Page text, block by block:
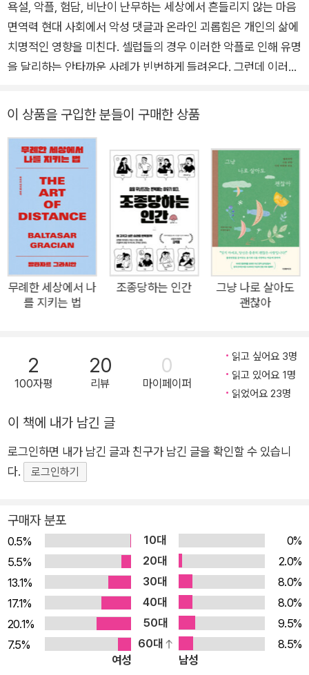
욕설, 악플, 험담, 비난이 난무하는 세상에서 흔들리지 않는 마음
면역력 현대 사회에서 악성 댓글과 온라인 괴롭힘은 개인의 삶에
치명적인 영향을 미친다. 셀럽들의 경우 이러한 악플로 인해 유명
을 달리하는 안타까운 사례가 빈번하게 들려온다. 그런데 이러한
할 것 없이 막말, 혐오, 비난, 갑질 등이 난무하는 시대다. 누구나
만큼 이유 없는 비난과 험담 또한 빠르게 확산된다. 가상 공간에
서 시작된 말이 현실 세계에서 극심한 정신적 고통을 유발하고,
때로는 개인의 삶을 송두리째 흔들어 놓기도 한다. 단순한 의견
차이를 넘어 지속적인 악의적인 댓글과 조롱이 이어질 때 사람들
은 점점 자신감을 잃고, 깊은 상처를 받는다. 지금 우리 사회에는
악성 비난이나 댓글에 대응하고 마음의 평정을 유지할 수 있을지
에 대한 가이드가 절실하다. 이 책은 바로 이러한 시대적 요구에
부응한다. 작가 자신이 겪은 일과 심리학적 지식을 바탕으로 타인
의 평가에 흔들리지 않고 자신만의 길을 걸어가는 구체적인 방법
에 다시 대학에 진학하여 심리학을 심도 있게 공부했다. 그 후 ‘나
다운 삶’을 추구하는 다양한 사람의 이야기를 연구하며, 그들의
로 작가는 ‘사고방식과 받아들이기’를 통해 삶의 질을 높이는 방
법을 독자들에게 전달한다. 이 책에서는 악성 댓글과 비판에 직면
했을 때 우선 고려해야 할 다섯 가지 사항, 절대 해서는 안 될 다
섯 가지 행동, 그리고 이러한 부정적인 에너지를 긍정적으로 전환
사고법과 함께 자신의 가치를 지키며 살아가는 방법을 제시한다.
이 책은 말 그대로 현실에서의 욕설을 포함해 악성 댓글과 비난으
로부터 자신을 보호하고, 더욱 강한 멘털을 구축하고자 하는 모든
이들에게 유용한 지침서가 될 것이다. 심리학적 연구와 실전 경험
에 기반한 감정에 휘둘리지 않는 사고법 & 마음 근육 키우는 법
직장 내 험담, SNS 욕설에 상처받지 않고 오히려 성장하는 연습
누군가가 나를 험담한다는 걸 알게 되었을 때, 우리는 생각보다
큰 충격을 받는다. 단순한 농담이라도 혹은 사실과 전혀 다른 악
이 상품을 구입한 분들이 구매한 상품
무례한 세상에서 나
를 지키는 법
조종당하는 인간
그냥 나로 살아도
괜찮아
2
100자평
20
리뷰
0
마이페이퍼
읽고 싶어요 3명
읽고 있어요 1명
읽었어요 23명
이 책에 내가 남긴 글
로그인하면 내가 남긴 글과 친구가 남긴 글을 확인할 수 있습니
다.
로그인하기
구매자 분포
0.5% 10대
0%
5.5%
20대
2.0%
13.1%
30대
8.0%
17.1%
40대
8.0%
20.1%
50대
9.5%
7.5%
60대
8.5%
여성
남성